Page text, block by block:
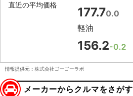
直近の平均価格 177.70.0
軽油
156.2-0.2
情報提供元：株式会社ゴーゴーラボ
メーカーからクルマをさがす